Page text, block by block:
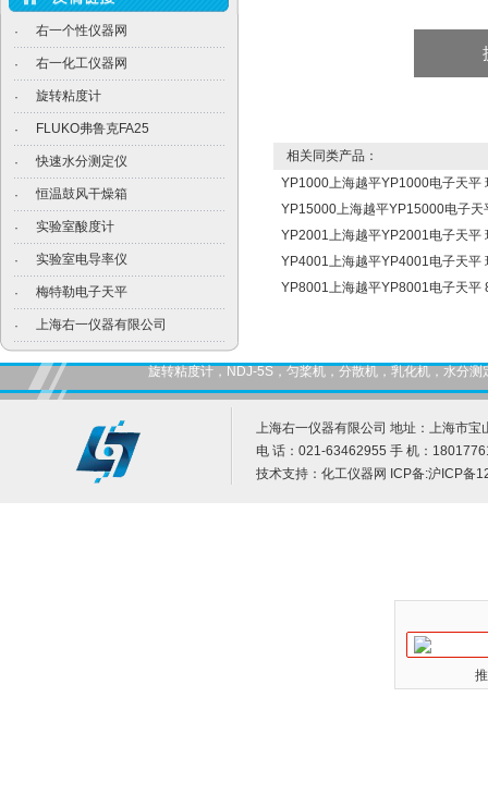
· 右一个性仪器网
· 右一化工仪器网
· 旋转粘度计
· FLUKO弗鲁克FA25
· 快速水分测定仪
· 恒温鼓风干燥箱
· 实验室酸度计
· 实验室电导率仪
· 梅特勒电子天平
· 上海右一仪器有限公司
相关同类产品：
YP1000上海越平YP1000电子天平
YP15000上海越平YP15000电子天
YP2001上海越平YP2001电子天平
YP4001上海越平YP4001电子天平
YP8001上海越平YP8001电子天平
旋转粘度计，NDJ-5S，匀桨机，分散机，乳化机，水分
上海右一仪器有限公司 地址：上海市宝
电 话：021-63462955 手 机：
技术支持： 化工仪器网 ICP备:沪ICP备